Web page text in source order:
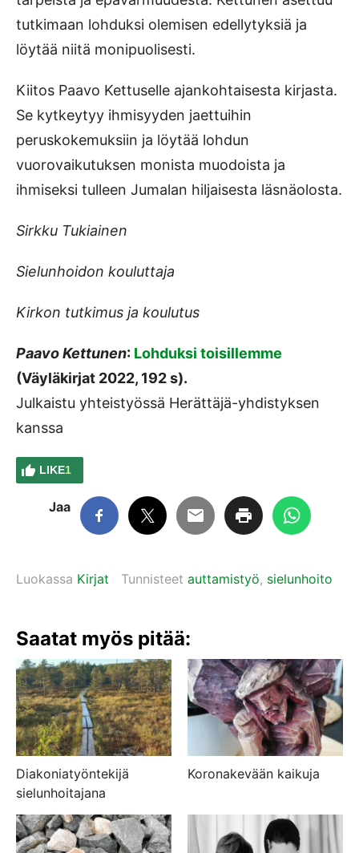
tutkimaan lohduksi olemisen edellytyksiä ja
löytää niitä monipuolisesti.
Kiitos Paavo Kettuselle ajankohtaisesta kirjasta.
Se kytkeytyy ihmisyyden jaettuihin
peruskokemuksiin ja löytää lohdun
vuorovaikutuksen monista muodoista ja
ihmiseksi tulleen Jumalan hiljaisesta läsnäolosta.
Sirkku Tukiainen
Sielunhoidon kouluttaja
Kirkon tutkimus ja koulutus
Paavo Kettunen: Lohduksi toisillemme
(Väyläkirjat 2022, 192 s).
Julkaistu yhteistyössä Herättäjä-yhdistyksen
kanssa
LIKE1
Jaa
Luokassa Kirjat Tunnisteet auttamistyö, sielunhoito
Saatat myös pitää:
Diakoniatyöntekijä
sielunhoitajana
Koronakevään kaikuja